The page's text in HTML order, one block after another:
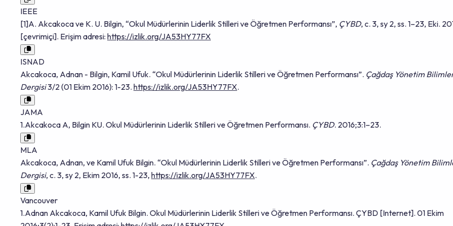
IEEE
[1]A. Akcakoca ve K. U. Bilgin, “Okul Müdürlerinin Liderlik Stilleri ve Öğretmen Performansı”, ÇYBD, c. 3, sy 2, ss. 1–23, Eki.
[çevrimiçi]. Erişim adresi: https://izlik.org/JA53HY77FX
ISNAD
Akcakoca, Adnan - Bilgin, Kamil Ufuk. “Okul Müdürlerinin Liderlik Stilleri ve Öğretmen Performansı”. Çağdaş Yönetim
Dergisi3/2 (01 Ekim 2016): 1-23. https://izlik.org/JA53HY77FX.
JAMA
1.Akcakoca A, Bilgin KU. Okul Müdürlerinin Liderlik Stilleri ve Öğretmen Performansı. ÇYBD. 2016;3:1–23.
MLA
Akcakoca, Adnan, ve Kamil Ufuk Bilgin. “Okul Müdürlerinin Liderlik Stilleri ve Öğretmen Performansı”. Çağdaş Yönetim
Dergisi, c. 3, sy 2, Ekim 2016, ss. 1-23, https://izlik.org/JA53HY77FX.
Vancouver
1.Adnan Akcakoca, Kamil Ufuk Bilgin. Okul Müdürlerinin Liderlik Stilleri ve Öğretmen Performansı. ÇYBD [Internet]. 01 Ekim